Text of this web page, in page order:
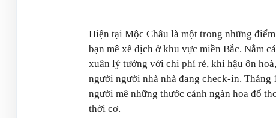
Hiện tại Mộc Châu là một trong những
bạn mê xê dịch ở khu vực miền Bắc. Nằm
xuân lý tưởng với chi phí rẻ, khí hậu ôn
người người nhà nhà đang check-in. Tháng
người mê những thước cảnh ngàn hoa đổ
thời cơ.